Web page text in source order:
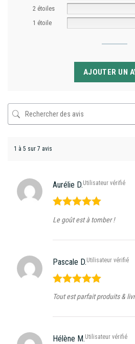
2 étoiles
1 étoile
AJOUTER UN
1 à 5 sur 7 avis
Aurélie D.Utilisateur vérifié
Note
sur
5
Le goût est à tomber !
Pascale D.Utilisateur vérifié
Note 5
sur
5
Tout est parfait produits &
Hélène M.Utilisateur vérifié